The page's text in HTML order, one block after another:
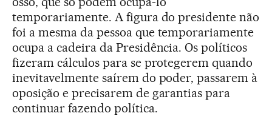
temporariamente. A figura do presidente não
foi a mesma da pessoa que temporariamente
ocupa a cadeira da Presidência. Os políticos
fizeram cálculos para se protegerem quando
inevitavelmente saírem do poder, passarem à
oposição e precisarem de garantias para
continuar fazendo política.